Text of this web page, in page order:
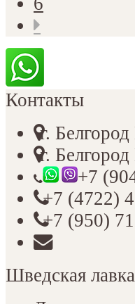
Контакты
г.
г.
+7
+7 (4722)
+7 (950)
Шведская лавка